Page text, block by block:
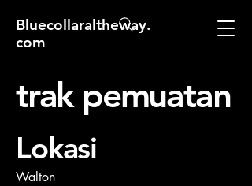
Bluecollaraltheway.
com
trak pemuatan
Lokasi
Walton